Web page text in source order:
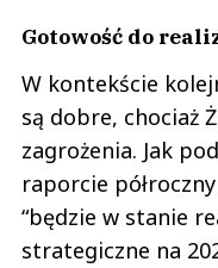
Gotowość do
W kontekście
są dobre, chociaż
zagrożenia. Jak
raporcie
“będzie w stanie
strategiczne na